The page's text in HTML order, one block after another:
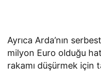
Ayrıca Arda’nın
milyon Euro olduğu
rakamı düşürmek için